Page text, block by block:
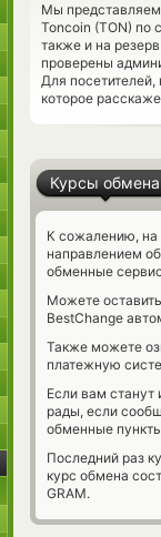
Мы
Toncoin (TON) по
также и на
проверены
Для
которое
Курсы обмена
К сожалению, на
направлением
обменные
Можете
BestChange
Также можете
платежную
Если вам
рады, если
обменные
Последний раз
курс обмена
GRAM.